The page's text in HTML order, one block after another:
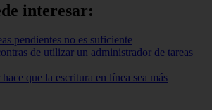
interesar:
pendientes no es suficiente
de utilizar un administrador de tareas
que la escritura en línea sea más